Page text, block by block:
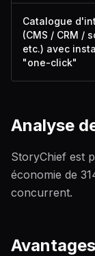
Catalogue
(CMS / CRM /
etc.) avec
"one-click"
Analyse
StoryChief est
économie de
concurrent.